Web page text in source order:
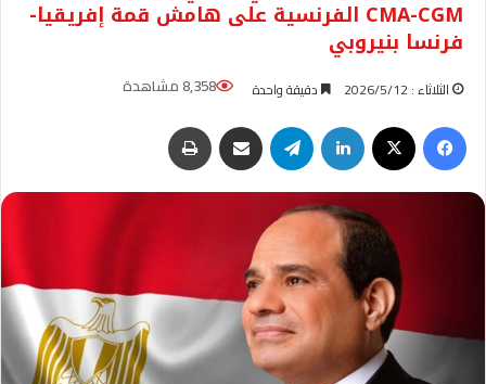
CMA-CGM الفرنسية على هامش قمة إفريقيا-
فرنسا بنيروبي
الثلاثاء : 2026/5/12 دقيقة واحدة
8,358 مشاهدة
فيسبوك
لينكدإن تيلقرام مشاركة عبر البريد